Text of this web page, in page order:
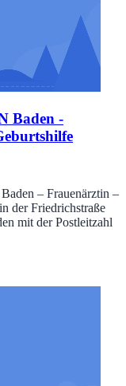
Baden -
– Frauenärztin –
der Friedrichstraße
mit der Postleitzahl